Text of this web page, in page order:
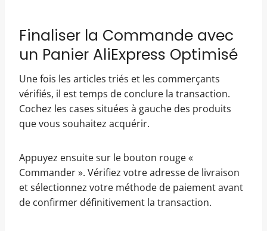
Finaliser la Commande avec
un Panier AliExpress Optimisé
Une fois les articles triés et les commerçants
vérifiés, il est temps de conclure la transaction.
Cochez les cases situées à gauche des produits
que vous souhaitez acquérir.
Appuyez ensuite sur le bouton rouge «
Commander ». Vérifiez votre adresse de livraison
et sélectionnez votre méthode de paiement avant
de confirmer définitivement la transaction.